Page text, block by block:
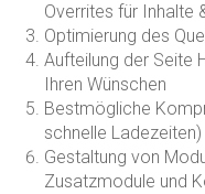
Overrites für Inhalte
Optimierung des
Aufteilung der Seite
Ihren Wünschen
Bestmögliche
schnelle Ladezeiten)
Gestaltung von
Zusatzmodule und